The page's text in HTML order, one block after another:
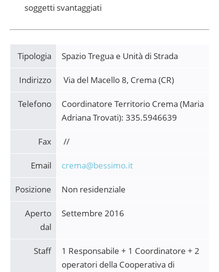
soggetti svantaggiati
Tipologia Spazio Tregua e Unità di Strada
Indirizzo Via del Macello 8, Crema (CR)
Telefono
Coordinatore Territorio Crema (Maria
Adriana Trovati): 335.5946639
Fax //
Email crema@bessimo.it
Posizione Non residenziale
Aperto
dal
Settembre 2016
Staff
1 Responsabile + 1 Coordinatore + 2
operatori della Cooperativa di